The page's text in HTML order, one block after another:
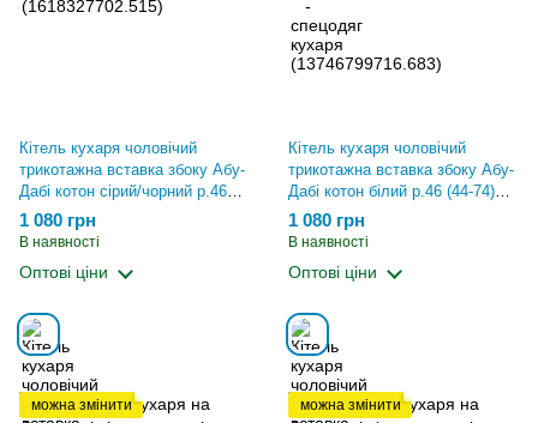
Кітель кухаря чоловічий
трикотажна вставка збоку Абу-
Дабі котон сірий/чорний р.46
(44-74) рукав короткий -
спецодяг кухаря
1 080 грн
В наявності
Оптові ціни
Кітель кухаря чоловічий
трикотажна вставка збоку Абу-
Дабі котон білий р.46 (44-74)
рукав короткий - спецодяг
кухаря (13854266652.683)
1 080 грн
В наявності
Оптові ціни
можна змінити можна змінити